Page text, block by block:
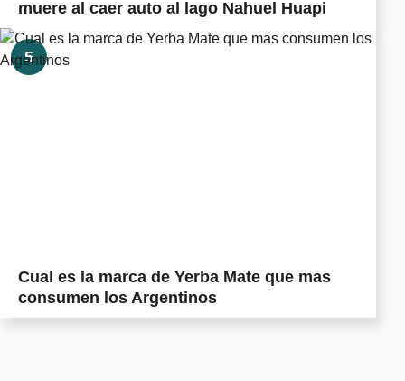
muere al caer auto al lago Nahuel Huapi
5
Cual es la marca de Yerba Mate que mas
consumen los Argentinos